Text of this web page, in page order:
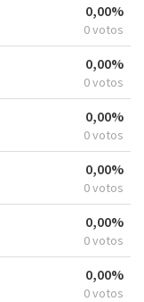
0,00%
0 votos
0,00%
0 votos
0,00%
0 votos
0,00%
0 votos
0,00%
0 votos
0,00%
0 votos